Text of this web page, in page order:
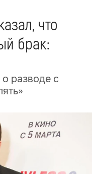
что
брак:
разводе с